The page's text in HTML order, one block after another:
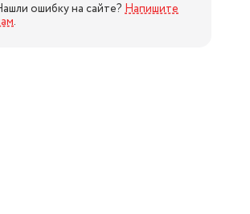
ошибку на сайте? Напишите
.